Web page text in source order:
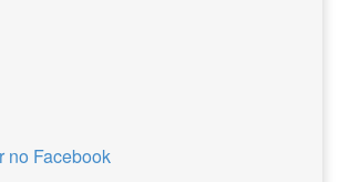
no Facebook